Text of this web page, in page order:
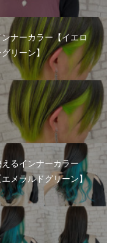
ナーカラー【イエロ
グリーン】
るインナーカラー
エメラルドグリーン】